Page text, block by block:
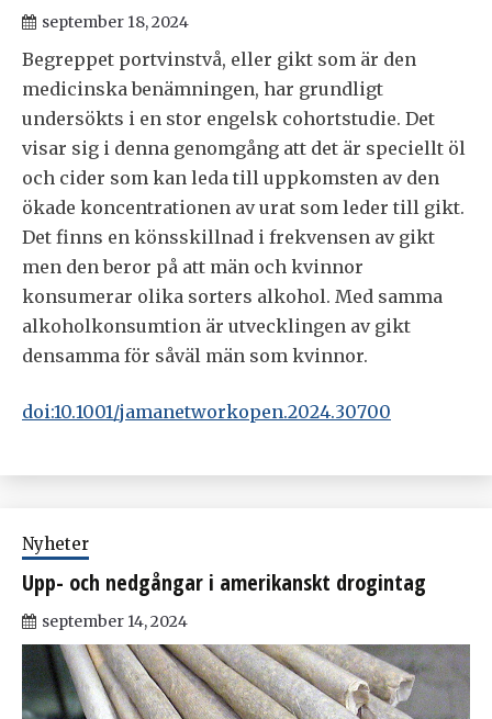
september 18, 2024
Begreppet portvinstvå, eller gikt som är den
medicinska benämningen, har grundligt
undersökts i en stor engelsk cohortstudie. Det
visar sig i denna genomgång att det är speciellt öl
och cider som kan leda till uppkomsten av den
ökade koncentrationen av urat som leder till gikt.
Det finns en könsskillnad i frekvensen av gikt
men den beror på att män och kvinnor
konsumerar olika sorters alkohol. Med samma
alkoholkonsumtion är utvecklingen av gikt
densamma för såväl män som kvinnor.
doi:10.1001/jamanetworkopen.2024.30700
Nyheter
Upp- och nedgångar i amerikanskt drogintag
september 14, 2024